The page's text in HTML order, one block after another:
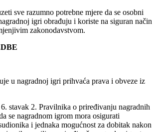
sve razumno potrebne mjere da se osobni
igri obrađuju i koriste na siguran način
zakonodavstvom.
u nagradnoj igri prihvaća prava i obveze iz
stavak 2. Pravilnika o priređivanju nagradnih
se nagradnom igrom mora osigurati
i jednaka mogućnost za dobitak nakon